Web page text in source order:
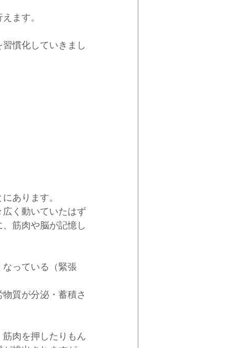
ます。
慣化していきまし
あります。
く動いていたはず
筋肉や脳が記憶し
なっている（緊張
質が分泌・蓄積さ
肉を押したりもん